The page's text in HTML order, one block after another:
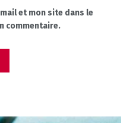
et mon site dans le
commentaire.